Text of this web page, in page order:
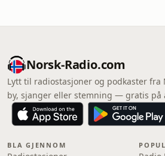
Norsk-Radio.com
Lytt til radiostasjoner og podkaster fra
by, sjanger eller stemning — gratis på
BLA GJENNOM